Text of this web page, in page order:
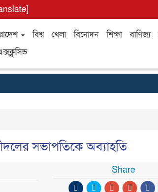
বিশ্ব খেলা বিনোদন শিক্ষা বাণিজ্য
সভাপতিকে অব্যাহতি
Share